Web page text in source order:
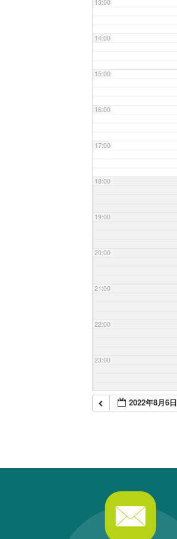
13:00
14:00
15:00
16:00
17:00
18:00
19:00
20:00
21:00
22:00
23:00
2022年8月6日